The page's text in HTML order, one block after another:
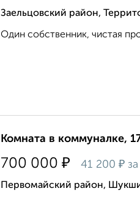
Заельцовский район,
Один собственник, чистая
Комната в коммуналке,
700 000 ₽ 41 200 ₽
Первомайский район,